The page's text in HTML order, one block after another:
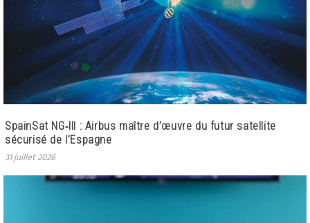
SpainSat NG‑III : Airbus maître d’œuvre du futur satellite
sécurisé de l’Espagne
31 juillet 2026